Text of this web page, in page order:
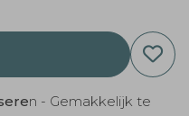
n - Gemakkelijk te